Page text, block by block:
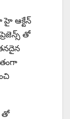
ఆక్టేన్
తో
తో